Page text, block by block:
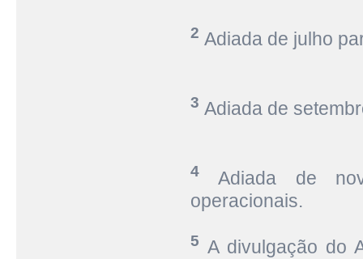
2 Adiada de julho
3 Adiada de
4
Adiada de
operacionais.
5 A divulgação do